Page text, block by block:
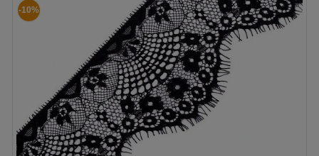
-10%